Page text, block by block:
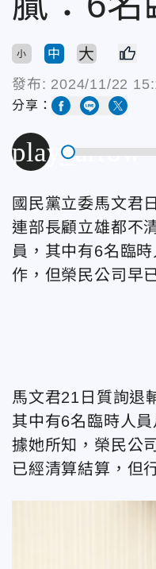
小 中 大
發布: 2024/11/22
分享：
play_arrow
國民黨立委馬文君
連部長顧立雄都不
員，其中有6名臨
作，但榮民公司早
馬文君21日質詢退
其中有6名臨時人
據她所知，榮民公
已經清算結算，但